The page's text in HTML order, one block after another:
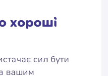
хороші
сил бути
вашим